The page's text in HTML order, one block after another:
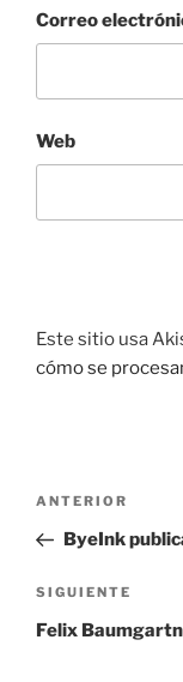
Correo
Web
Este sitio usa
cómo se
Navegación
entradas
Entrada
anterior:
ANTERIOR
ByeInk
Siguiente
entrada
SIGUIENTE
Felix